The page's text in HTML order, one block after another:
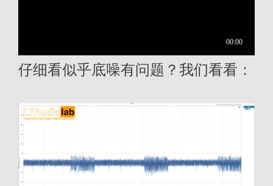
仔细看似乎底噪有问题？我们看看：